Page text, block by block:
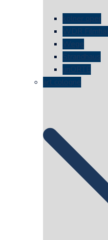
kölner oper
WDR
Wege
Strandhaus
unORTE
art cologne